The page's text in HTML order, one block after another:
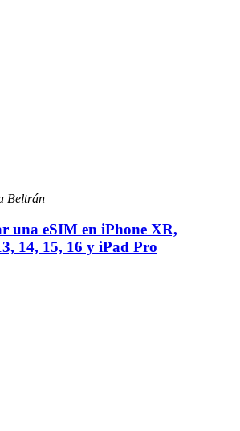
Beltrán
una eSIM en iPhone XR,
14, 15, 16 y iPad Pro